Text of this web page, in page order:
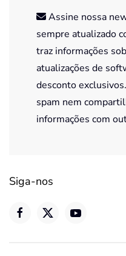
Assine nossa
sempre atualizado
traz informações
atualizações de
desconto
spam nem
informações com
Siga-nos